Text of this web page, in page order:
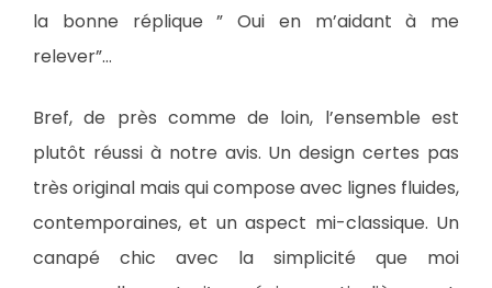
la bonne réplique ” Oui en m’aidant à me
relever”…
Bref, de près comme de loin, l’ensemble est
plutôt réussi à notre avis. Un design certes pas
très original mais qui compose avec lignes fluides,
contemporaines, et un aspect mi-classique. Un
canapé chic avec la simplicité que moi